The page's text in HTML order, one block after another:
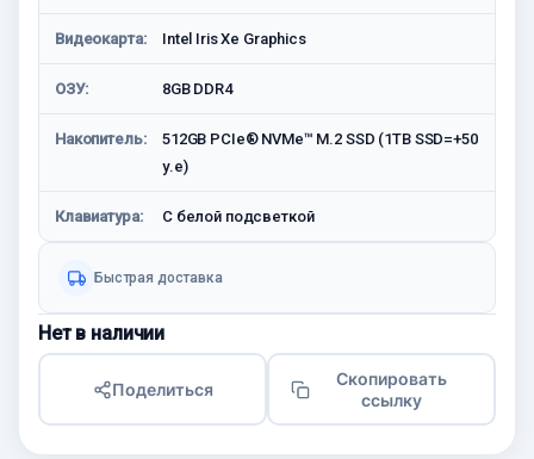
Видеокарта: Intel Iris Xe Graphics
ОЗУ: 8GB DDR4
Накопитель:
512GB PCIe® NVMe™ M.2 SSD (1TB SSD=+50
у.е)
Клавиатура: С белой подсветкой
Быстрая доставка
Нет в наличии
Поделиться
Скопировать
ссылку